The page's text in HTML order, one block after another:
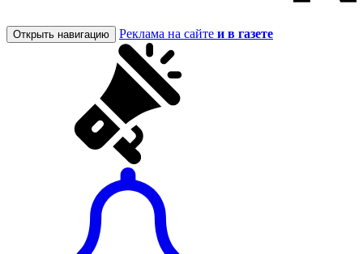
Открыть навигацию Реклама на сайте и в газете